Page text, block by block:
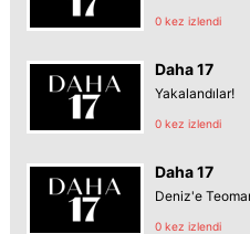
0 kez izlendi
Daha 17
Yakalandılar!
0 kez izlendi
Daha 17
Deniz'e
0 kez izlendi